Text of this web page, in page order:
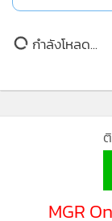
กำลังโหลด...